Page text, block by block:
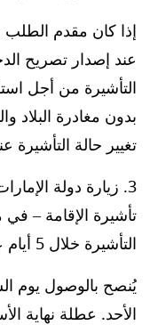
إذا كان مقدم الطلب
عند إصدار تصريح
التأشيرة من أجل
بدون مغادرة البلاد
تغيير حالة
3. زيارة دولة
تأشيرة الإقامة –
التأشيرة خلال 5 أيام عمل.
يُنصح بالوصول يوم
الأحد. عطلة نهاية